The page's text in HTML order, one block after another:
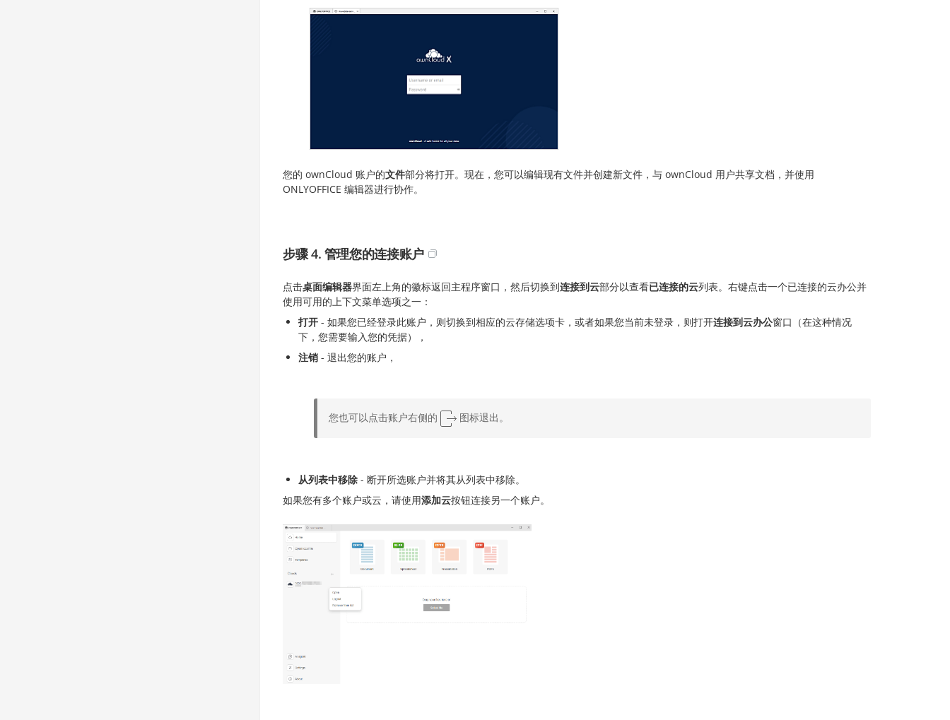
您的 ownCloud 账户的文件部分将打开。现在，您可以编辑现有文件并创建新文件，与 ownCloud 用户共享文档，并使用
ONLYOFFICE 编辑器进行协作。
步骤 4. 管理您的连接账户
点击桌面编辑器界面左上角的徽标返回主程序窗口，然后切换到连接到云部分以查看已连接的云列表。右键点击一个已连接的云办公并
使用可用的上下文菜单选项之一：
打开 - 如果您已经登录此账户，则切换到相应的云存储选项卡，或者如果您当前未登录，则打开连接到云办公窗口（在这种情况
下，您需要输入您的凭据），
注销 - 退出您的账户，
您也可以点击账户右侧的 图标退出。
从列表中移除 - 断开所选账户并将其从列表中移除。
如果您有多个账户或云，请使用添加云按钮连接另一个账户。